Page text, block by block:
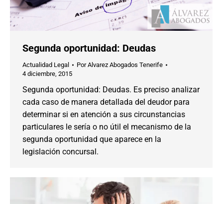
Segunda oportunidad: Deudas
Actualidad Legal PorAlvarez Abogados Tenerife
4 diciembre, 2015
Segunda oportunidad: Deudas. Es preciso analizar
cada caso de manera detallada del deudor para
determinar si en atención a sus circunstancias
particulares le sería o no útil el mecanismo de la
segunda oportunidad que aparece en la
legislación concursal.